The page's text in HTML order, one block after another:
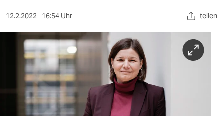
kultur
sport
berlin
nord
wahrheit
12.2.2022 16:54 Uhr teilen